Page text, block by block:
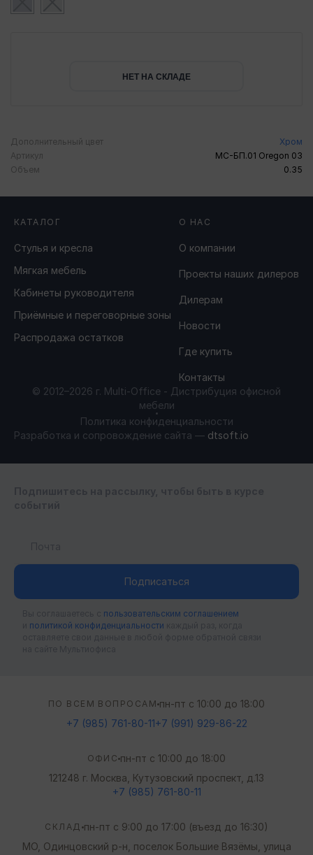
НЕТ НА СКЛАДЕ
Дополнительный цвет
Хром
Артикул
МС-БП.01 Oregon 03
Объем
0.35
КАТАЛОГ
Стулья и кресла
Мягкая мебель
Кабинеты руководителя
Приёмные и переговорные зоны
Распродажа остатков
О НАС
О компании
Проекты наших дилеров
Дилерам
Новости
Где купить
Контакты
© 2012–2026 г. Multi-Office - Дистрибуция офисной
мебели
Политика конфиденциальности
Разработка и сопровождение сайта — dtsoft.io
Подписаться
пользовательским соглашением
политикой конфиденциальности
ПО ВСЕМ ВОПРОСАМ пн-пт с 10:00 до 18:00
+7 (985) 761-80-11+7 (991) 929-86-22
ОФИС пн-пт с 10:00 до 18:00
121248 г. Москва, Кутузовский проспект, д.13
+7 (985) 761-80-11
СКЛАД пн-пт с 9:00 до 17:00 (въезд до 16:30)
МО, Одинцовский р-н, поселок Большие Вязёмы, улица
МЫ в реестре